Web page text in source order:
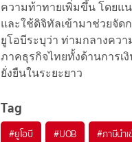
ความท้าทายเพิ่มขึ้น โดยแ
และใช้ดิจิทัลเข้ามาช่วยจัด
ยูโอบีระบุว่า ท่ามกลางคว
ภาคธุรกิจไทยทั้งด้านการเ
ยั่งยืนในระยะยาว
Tag
#ยูโอบี #UOB #ภาษีนำ